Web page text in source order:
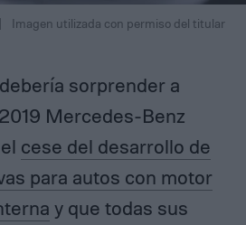
Imagen utilizada con permiso del titular
sorprender a
Mercedes-Benz
cese del desarrollo de
para autos con motor
y que todas sus